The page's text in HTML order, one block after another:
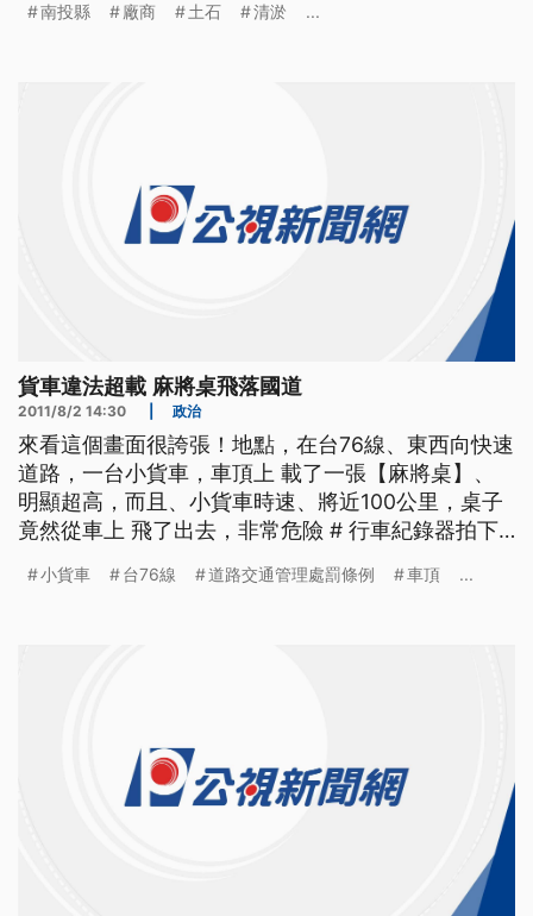
中興系統匝道下方，正在進行疏濬工程，不過怪手正
南投縣 廠商 土石 清淤 ...
貨車違法超載 麻將桌飛落國道
2011/8/2 14:30 政治
來看這個畫面很誇張！地點，在台76線、東西向快速
道路，一台小貨車，車頂上 載了一張【麻將桌】、
明顯超高，而且、小貨車時速、將近100公里，桌子
竟然從車上 飛了出去，非常危險 # 行車紀錄器拍下
轎車 車子越開越快 時速逼近100公里 下一秒 車上的
小貨車 台76線 道路交通管理處罰條例 車頂 ...